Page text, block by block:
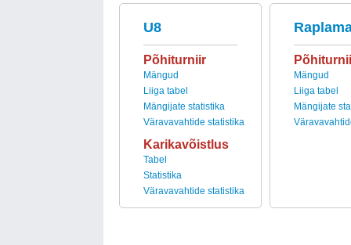
U8
Põhiturniir
Mängud
Liiga tabel
Mängijate statistika
Väravavahtide statistika
Karikavõistlus
Tabel
Statistika
Väravavahtide statistika
Mängud
Liiga tabel
Mängijate